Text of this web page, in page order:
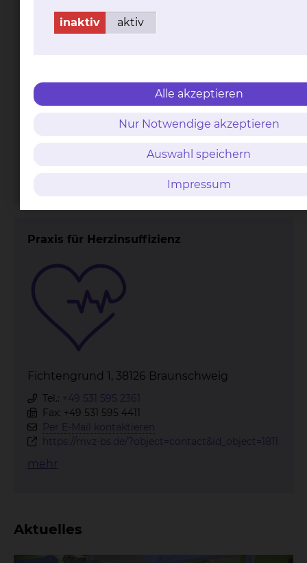
Fichtengrund 1, 38126 Braunschweig
Praxis für Herzinsuffizienz
Fichtengrund 1, 38126 Braunschweig
Tel.: +49 531 595 2361
Fax: +49 531 595 4411
Per E-Mail kontaktieren
https://mvz-bs.de/?object=contact&id_object=1811
mehr
Aktuelles
inaktiv aktiv
Alle akzeptieren
Nur Notwendige akzeptieren
Auswahl speichern
Impressum